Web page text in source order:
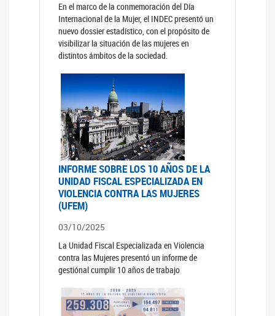
En el marco de la conmemoración del Día
Internacional de la Mujer, el INDEC presentó un
nuevo dossier estadístico, con el propósito de
visibilizar la situación de las mujeres en
distintos ámbitos de la sociedad.
INFORME SOBRE LOS 10 AÑOS DE LA
UNIDAD FISCAL ESPECIALIZADA EN
VIOLENCIA CONTRA LAS MUJERES
(UFEM)
03/10/2025
La Unidad Fiscal Especializada en Violencia
contra las Mujeres presentó un informe de
gestiónal cumplir 10 años de trabajo